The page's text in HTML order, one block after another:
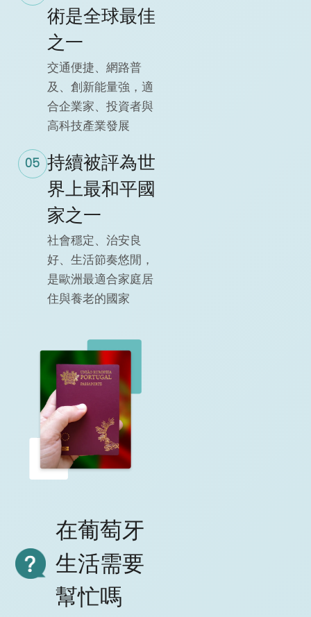
術是全球最佳
之一
交通便捷、網路普
及、創新能量強，適
合企業家、投資者與
高科技產業發展
05 持續被評為世
界上最和平國
家之一
社會穩定、治安良
好、生活節奏悠閒，
是歐洲最適合家庭居
住與養老的國家
在葡萄牙
生活需要
幫忙嗎